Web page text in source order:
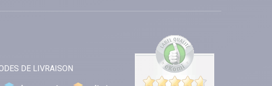
DE LIVRAISON